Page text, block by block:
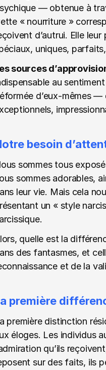
— obtenue à
« nourriture »
d’autrui. Elle
uniques,
sources
au
d’eux-mêmes —
besoin
sommes tous
sommes adorables,
leur vie. Mais cela
un « style
quelle est la
des fantasmes, et
et de la
première
première distinction
éloges. Les individus
qu’ils
sur des faits, ils